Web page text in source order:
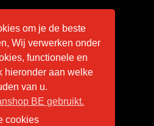
Contact
info@fan-shop.be
BTW BE 0879.850.673
om je de beste
Wij verwerken onder
functionele en
hieronder aan welke
van u.
BE gebruikt.
cookies